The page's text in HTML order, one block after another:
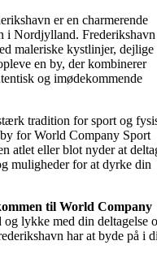
er en charmerende
i Nordjylland. Frederikshavn
maleriske kystlinjer, dejlige
en by, der kombinerer
og imødekommende
tradition for sport og
for World Company Sport
atlet eller blot nyder at
muligheder for at dyrke din
til World Company
lykke med din deltagelse
har at byde på i